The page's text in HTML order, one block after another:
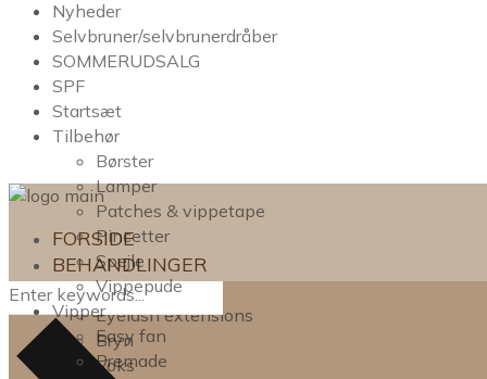
FORSIDE
BEHANDLINGER
Lash lift
Eyelash extensions
Bryn
Voks
Nyheder
Selvbruner/selvbrunerdråber
SOMMERUDSALG
SPF
Startsæt
Tilbehør
Børster
Lamper
Patches & vippetape
Pincetter
Spejle
Vippepude
Vipper
Easy fan
Premade